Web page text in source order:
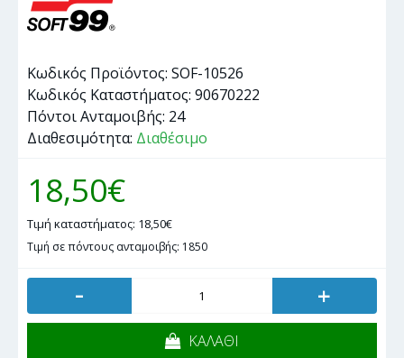
Κωδικός Προϊόντος: SOF-10526
Κωδικός Καταστήματος: 90670222
Πόντοι Ανταμοιβής: 24
Διαθεσιμότητα: Διαθέσιμο
18,50€
Τιμή καταστήματος: 18,50€
Τιμή σε πόντους ανταμοιβής: 1850
- +
ΚΑΛΑΘΙ